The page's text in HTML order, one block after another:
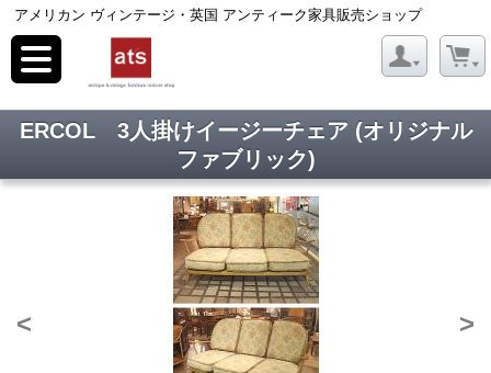
アメリカン ヴィンテージ・英国 アンティーク家具販売ショップ
toggle
navigation
ERCOL 3人掛けイージーチェア (オリジナル
ファブリック)
< >